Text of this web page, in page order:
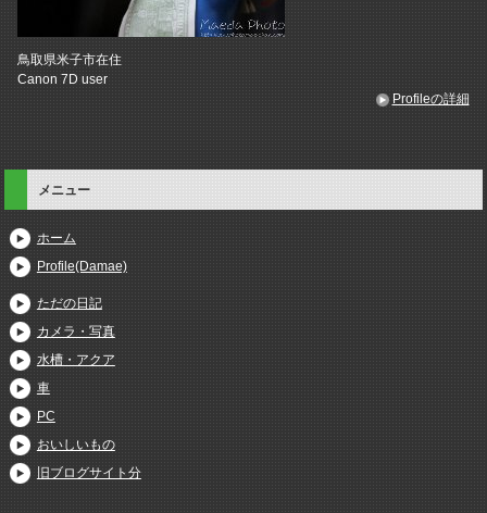
鳥取県米子市在住
Canon 7D user
Profileの詳細
メニュー
ホーム
Profile(Damae)
ただの日記
カメラ・写真
水槽・アクア
車
PC
おいしいもの
旧ブログサイト分